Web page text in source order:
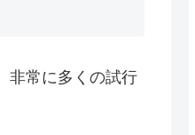
非常に多くの試行